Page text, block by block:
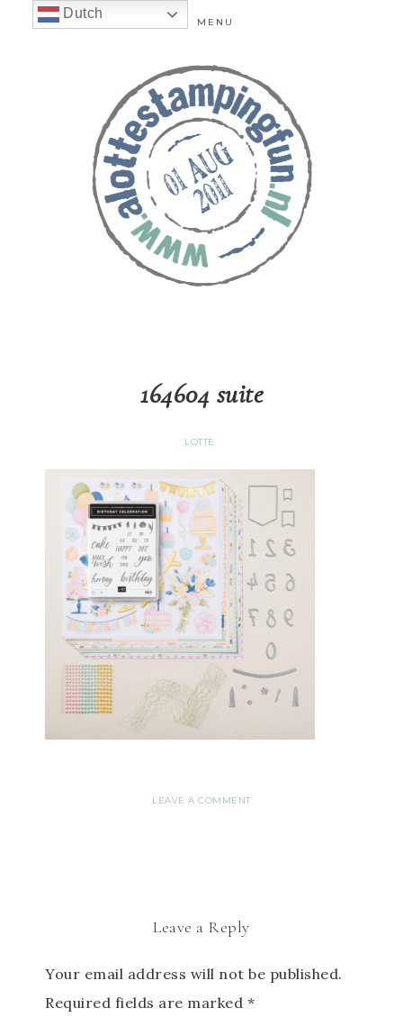
MENU
164604 suite
LOTTE
LEAVE A COMMENT
Leave a Reply
Your email address will not be published.
Required fields are marked *
Dutch